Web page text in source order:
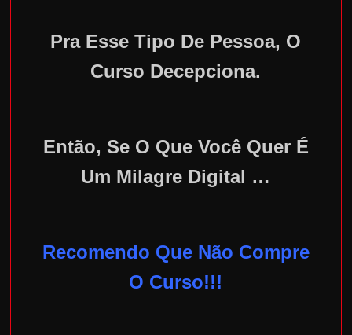
Pra Esse Tipo De Pessoa, O
Curso Decepciona.
Então, Se O Que Você Quer É
Um Milagre Digital …
Recomendo Que Não Compre
O Curso!!!